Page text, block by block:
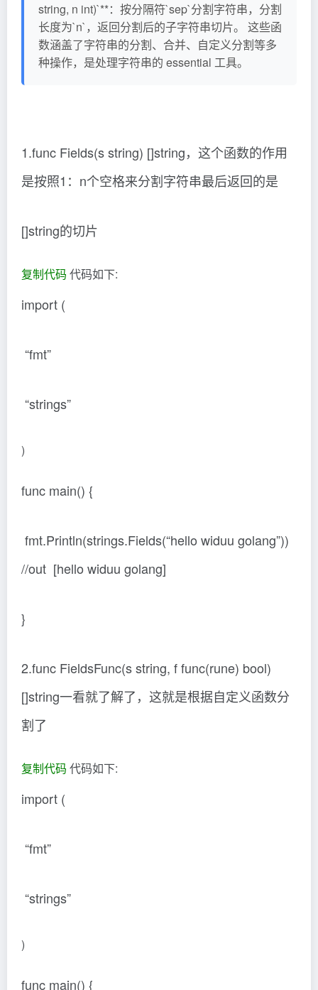
string, n int)`**：按分隔符`sep`分割字符串，分割
长度为`n`，返回分割后的子字符串切片。 这些函
数涵盖了字符串的分割、合并、自定义分割等多
种操作，是处理字符串的 essential 工具。
1.func Fields(s string) []string，这个函数的作用
是按照1：n个空格来分割字符串最后返回的是
[]string的切片
复制代码 代码如下:
import (
“fmt”
“strings”
)
func main() {
fmt.Println(strings.Fields(“hello widuu golang”))
//out [hello widuu golang]
}
2.func FieldsFunc(s string, f func(rune) bool)
[]string一看就了解了，这就是根据自定义函数分
割了
复制代码 代码如下:
import (
“fmt”
“strings”
)
func main() {